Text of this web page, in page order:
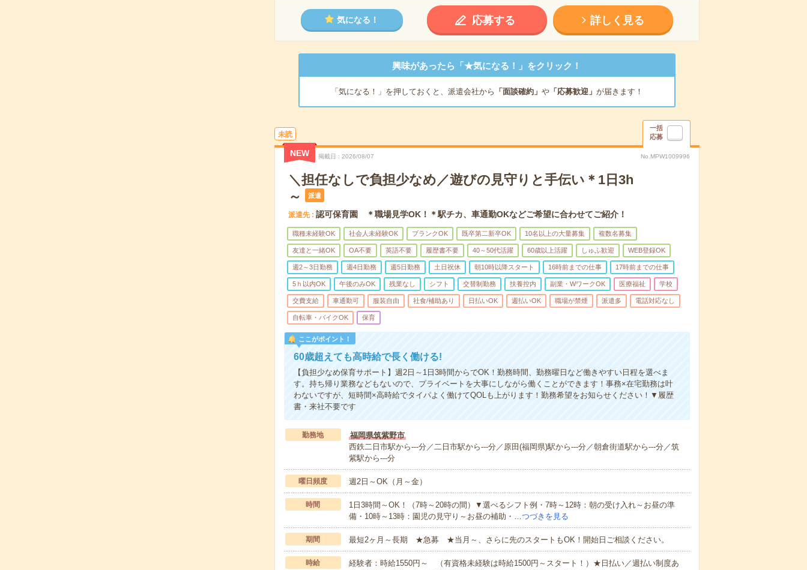
気になる！ 応募する 詳しく見る
興味があったら「★気になる！」をクリック！
「気になる！」を押しておくと、派遣会社から 「面談確約」 や「応募歓迎」 が届きます！
未読
一括
応募
NEW 掲載日 2026/08/07 No.MPW1009996
＼担任なしで負担少なめ／遊びの見守りと手伝い＊1日3h
～
派遣
派遣先 認可保育園 ＊職場見学OK！＊駅チカ、車通勤OKなどご希望に合わせてご紹介！
職種未経験OK 社会人未経験OK ブランクOK 既卒第二新卒OK 10名以上の大量募集 複数名募集
友達と一緒OK OA不要 英語不要 履歴書不要 40～50代活躍 60歳以上活躍 しゅふ歓迎 WEB登録OK
週2～3日勤務 週4日勤務 週5日勤務 土日祝休 朝10時以降スタート 16時前までの仕事 17時前までの仕事
5ｈ以内OK 午後のみOK 残業なし シフト 交替制勤務 扶養控内 副業・WワークOK 医療福祉 学校
交費支給 車通勤可 服装自由 社食/補助あり 日払いOK 週払いOK 職場が禁煙 派遣多 電話対応なし
自転車・バイクOK 保育
ここがポイント！
60歳超えても高時給で長く働ける!
【負担少なめ保育サポート】週2日～1日3時間からでOK！勤務時間、勤務曜日など働きやすい日程を選べま
す。持ち帰り業務などもないので、プライベートを大事にしながら働くことができます！事務×在宅勤務は叶
わないですが、短時間×高時給でタイパよく働けてQOLも上がります！勤務希望をお知らせください！▼履歴
書・来社不要です
勤務地
福岡県筑紫野市
西鉄二日市駅から---分／二日市駅から---分／原田(福岡県)駅から---分／朝倉街道駅から---分／筑
紫駅から---分
曜日頻度 週2日～OK（月～金）
時間
1日3時間～OK！（7時～20時の間）▼選べるシフト例・7時～12時：朝の受け入れ～お昼の準
備・10時～13時：園児の見守り～お昼の補助・…つづきを見る
期間 最短2ヶ月～長期 ★急募 ★当月～、さらに先のスタートもOK！開始日ご相談ください。
時給
経験者：時給1550円～ （有資格未経験は時給1500円～スタート！）★日払い／週払い制度あ